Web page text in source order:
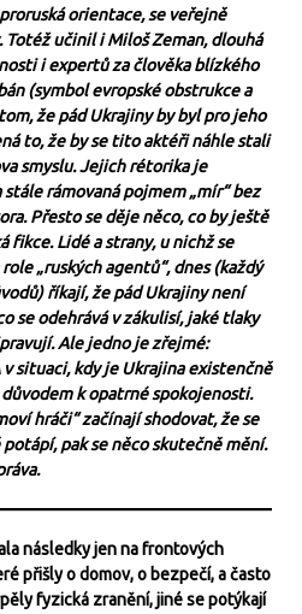
orientace, se veřejně
učinil i Miloš Zeman, dlouhá
i expertů za člověka blízkého
(symbol evropské obstrukce a
že pád Ukrajiny by byl pro jeho
to, že by se tito aktéři náhle stali
smyslu. Jejich rétorika je
rámovaná pojmem „mír“ bez
Přesto se děje něco, co by ještě
fikce. Lidé a strany, u nichž se
„ruských agentů“, dnes (každý
říkají, že pád Ukrajiny není
se odehrává v zákulisí, jaké tlaky
Ale jedno je zřejmé:
situaci, kdy je Ukrajina existenčně
k opatrné spokojenosti.
hráči“ začínají shodovat, že se
pak se něco skutečně mění.
následky jen na frontových
přišly o domov, o bezpečí, a často
fyzická zranění, jiné se potýkají